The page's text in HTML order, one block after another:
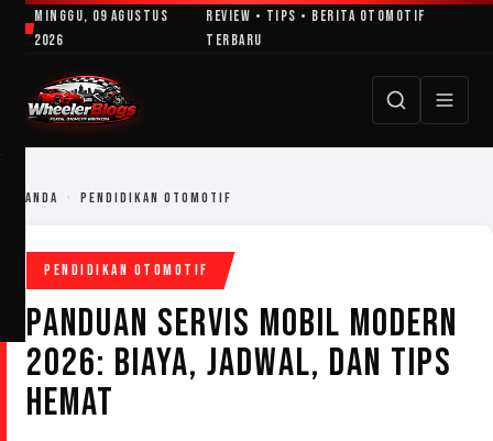
LewatiMinggu, 09 Agustus
2026
Review • Tips • Berita Otomotif
Terbaru
BERANDA › PENDIDIKAN OTOMOTIF
PENDIDIKAN OTOMOTIF
PANDUAN SERVIS MOBIL MODERN
2026: BIAYA, JADWAL, DAN TIPS
HEMAT